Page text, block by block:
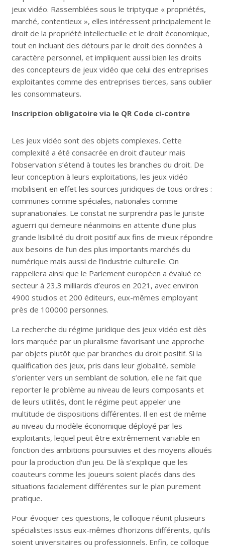
jeux vidéo. Rassemblées sous le triptyque « propriétés,
marché, contentieux », elles intéressent principalement le
droit de la propriété intellectuelle et le droit économique,
tout en incluant des détours par le droit des données à
caractère personnel, et impliquent aussi bien les droits
des concepteurs de jeux vidéo que celui des entreprises
exploitantes comme des entreprises tierces, sans oublier
les consommateurs.
Inscription obligatoire via le QR Code ci-contre
Les jeux vidéo sont des objets complexes. Cette
complexité a été consacrée en droit d’auteur mais
l’observation s’étend à toutes les branches du droit. De
leur conception à leurs exploitations, les jeux vidéo
mobilisent en effet les sources juridiques de tous ordres :
communes comme spéciales, nationales comme
supranationales. Le constat ne surprendra pas le juriste
aguerri qui demeure néanmoins en attente d’une plus
grande lisibilité du droit positif aux fins de mieux répondre
aux besoins de l’un des plus importants marchés du
numérique mais aussi de l’industrie culturelle. On
rappellera ainsi que le Parlement européen a évalué ce
secteur à 23,3 milliards d’euros en 2021, avec environ
4900 studios et 200 éditeurs, eux-mêmes employant
près de 100000 personnes.
La recherche du régime juridique des jeux vidéo est dès
lors marquée par un pluralisme favorisant une approche
par objets plutôt que par branches du droit positif. Si la
qualification des jeux, pris dans leur globalité, semble
s’orienter vers un semblant de solution, elle ne fait que
reporter le problème au niveau de leurs composants et
de leurs utilités, dont le régime peut appeler une
multitude de dispositions différentes. Il en est de même
au niveau du modèle économique déployé par les
exploitants, lequel peut être extrêmement variable en
fonction des ambitions poursuivies et des moyens alloués
pour la production d’un jeu. De là s’explique que les
coauteurs comme les joueurs soient placés dans des
situations facialement différentes sur le plan purement
pratique.
Pour évoquer ces questions, le colloque réunit plusieurs
spécialistes issus eux-mêmes d’horizons différents, qu’ils
soient universitaires ou professionnels. Enfin, ce colloque